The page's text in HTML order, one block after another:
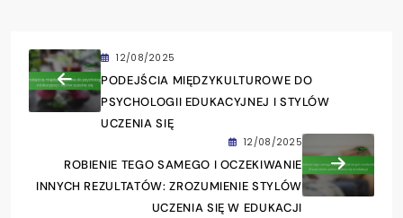
12/08/2025
PODEJŚCIA MIĘDZYKULTUROWE DO
PSYCHOLOGII EDUKACYJNEJ I STYLÓW
UCZENIA SIĘ
12/08/2025
ROBIENIE TEGO SAMEGO I OCZEKIWANIE
INNYCH REZULTATÓW: ZROZUMIENIE STYLÓW
UCZENIA SIĘ W EDUKACJI